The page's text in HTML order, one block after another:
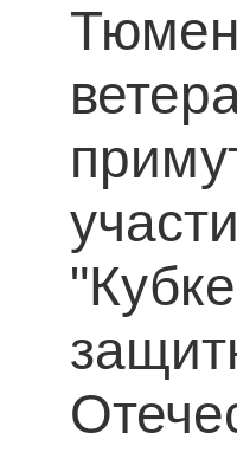
"Кубке